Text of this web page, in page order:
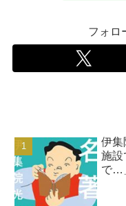
フォロ
伊集
施設
で…